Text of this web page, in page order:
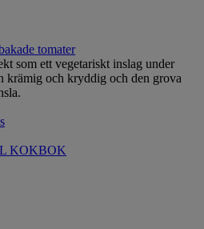
tomater
som ett vegetariskt inslag under
krämig och kryddig och den grova
KOKBOK